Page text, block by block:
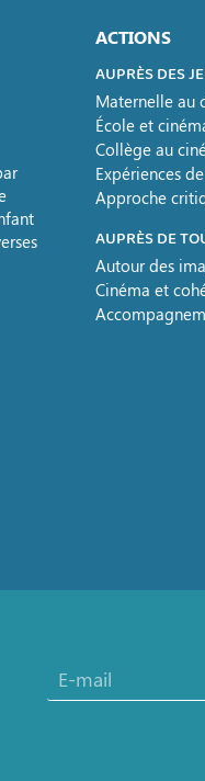
ACTIONS
AUPRÈS DES
Maternelle au
École et
Collège au
Expériences
Approche
AUPRÈS DE
Autour des
Cinéma et